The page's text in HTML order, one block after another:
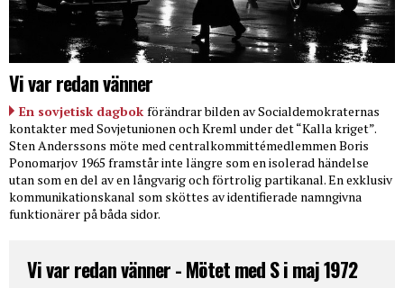
Vi var redan vänner
En sovjetisk dagbok förändrar bilden av Socialdemokraternas
kontakter med Sovjetunionen och Kreml under det “Kalla kriget”.
Sten Anderssons möte med centralkommittémedlemmen Boris
Ponomarjov 1965 framstår inte längre som en isolerad händelse
utan som en del av en långvarig och förtrolig partikanal. En exklusiv
kommunikationskanal som sköttes av identifierade namngivna
funktionärer på båda sidor.
Vi var redan vänner - Mötet med S i maj 1972